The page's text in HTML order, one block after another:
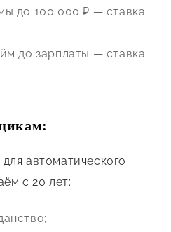
до 100 000 ₽ — ставка
до зарплаты — ставка
автоматического
с 20 лет: